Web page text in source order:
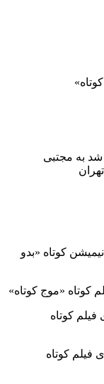
ریال اهدا شد به مجتبی
کوتاه «بدو
کوتاه «موج کوتاه»
کوتاه
فیلم کوتاه